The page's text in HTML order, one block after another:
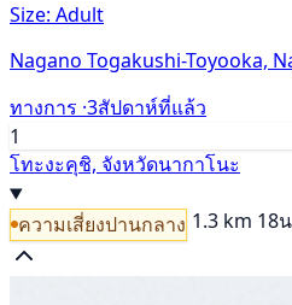
Size: Adult
Nagano Togakushi-Toyooka,
ทางการ ·3สัปดาห์ที่แล้ว
1
โทะงะคุชิ, จังหวัดนากาโนะ
ความเสี่ยงปานกลาง 1.3 km 18